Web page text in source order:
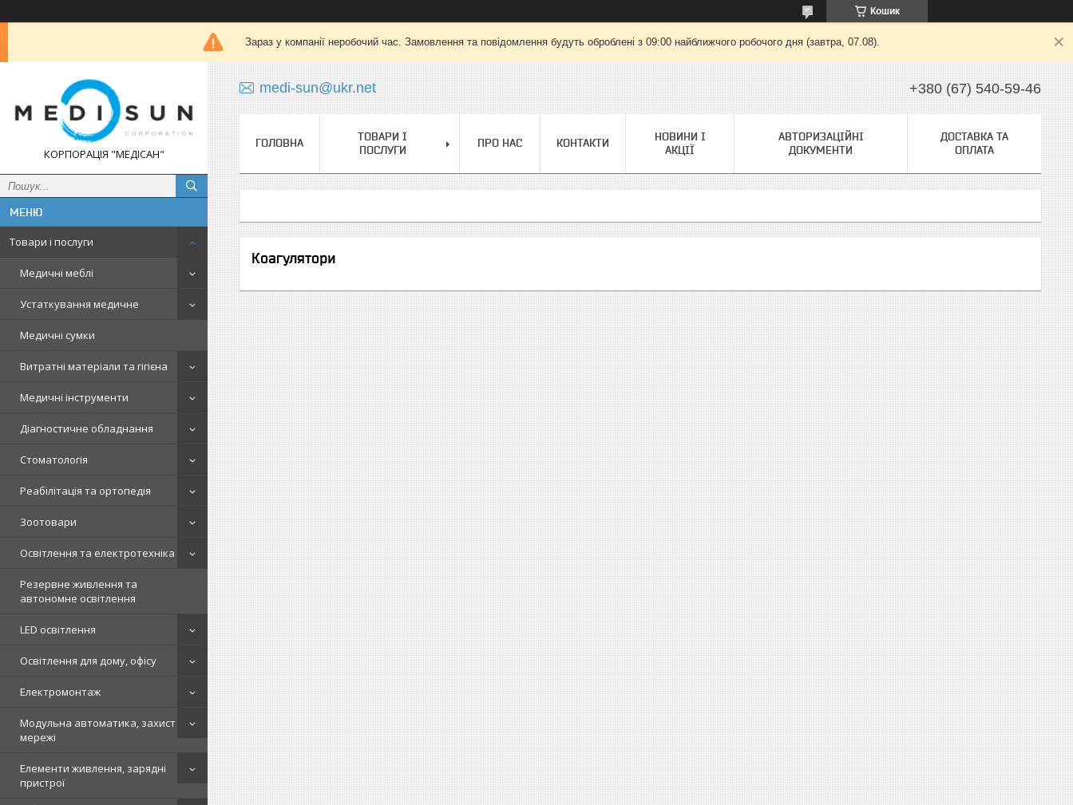
Кошик
Зараз у компанії неробочий час. Замовлення та повідомлення будуть оброблені з 09:00 найближчого робочого дня (завтра, 07.08).
КОРПОРАЦІЯ "МЕДІСАН"
Товари і послуги
Медичні меблі
Устаткування медичне
Медичні сумки
Витратні матеріали та гігієна
Медичні інструменти
Діагностичне обладнання
Стоматологія
Реабілітація та ортопедія
Зоотовари
Освітлення та електротехніка
Резервне живлення та
автономне освітлення
LED освітлення
Освітлення для дому, офісу
Електромонтаж
Модульна автоматика, захист
мережі
Елементи живлення, зарядні
пристрої
medi-sun@ukr.net +380 (67) 540-59-46
ГОЛОВНА
ТОВАРИ І
ПОСЛУГИ
ПРО НАС КОНТАКТИ
НОВИНИ І
АКЦІЇ
АВТОРИЗАЦІЙНІ
ДОКУМЕНТИ
ДОСТАВКА ТА
ОПЛАТА
Коагулятори